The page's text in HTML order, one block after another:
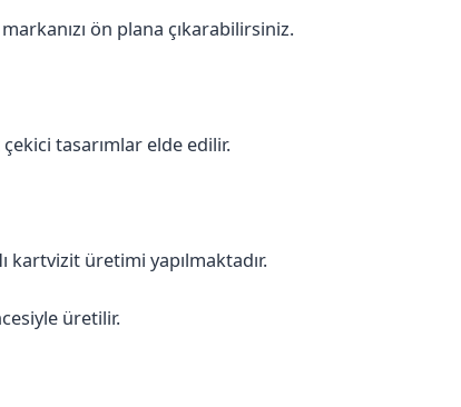
ön plana çıkarabilirsiniz.
tasarımlar elde edilir.
kartvizit üretimi yapılmaktadır.
üretilir.